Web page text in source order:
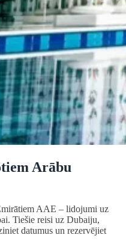
Arābu
AAE – lidojumi uz
Tiešie reisi uz Dubaiju,
datumus un rezervējiet